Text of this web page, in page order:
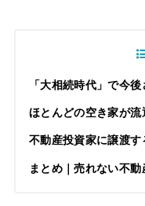
「大相続時代」で今
ほとんどの空き家が
不動産投資家に譲渡す
まとめ｜売れない不